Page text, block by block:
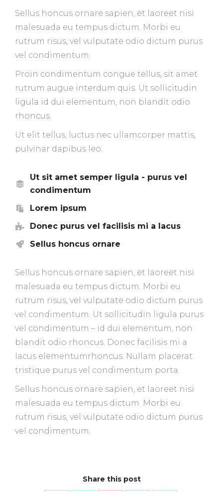
Sellus honcus ornare sapien, et laoreet nisi
malesuada eu tempus dictum. Morbi eu
rutrum risus, vel vulputate odio dictum purus
vel condimentum.
Proin condimentum congue tellus, sit amet
rutrum augue interdum quis. Ut sollicitudin
ligula id dui elementum, non blandit odio
rhoncus.
Ut elit tellus, luctus nec ullamcorper mattis,
pulvinar dapibus leo.
Ut sit amet semper ligula - purus vel
condimentum
Lorem ipsum
Donec purus vel facilisis mi a lacus
Sellus honcus ornare
Sellus honcus ornare sapien, et laoreet nisi
malesuada eu tempus dictum. Morbi eu
rutrum risus, vel vulputate odio dictum purus
vel condimentum. Ut sollicitudin ligula purus
vel condimentum – id dui elementum, non
blandit odio rhoncus. Donec facilisis mi a
lacus elementumrhoncus. Nullam placerat
tristique purus vel condimentum porta.
Sellus honcus ornare sapien, et laoreet nisi
malesuada eu tempus dictum. Morbi eu
rutrum risus, vel vulputate odio dictum purus
vel condimentum.
Share this post